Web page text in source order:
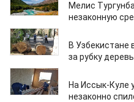
Мелис
незаконную
04.05.2023
В Узбекистане
за рубку
21.02.2023
На Иссык-Куле
незаконно